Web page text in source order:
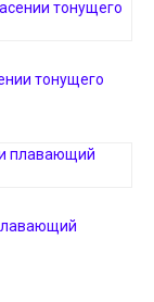
тонущего